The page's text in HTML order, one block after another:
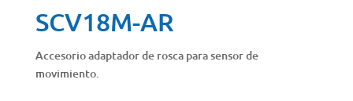
SCV18M-AR
Accesorio adaptador de rosca para sensor de
movimiento.